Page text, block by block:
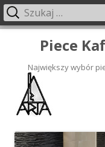
Piece
Największy wybór